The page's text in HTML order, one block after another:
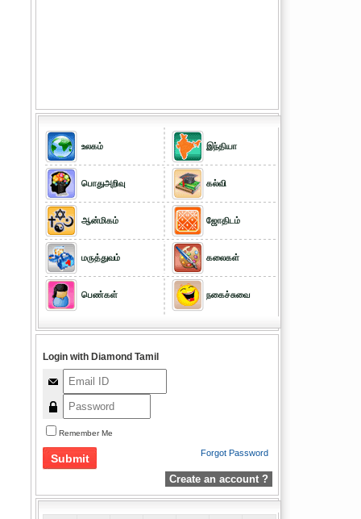
உலகம்
பொதுஅறிவு
ஆன்மிகம்
மருத்துவம்
பெண்கள்
இந்தியா
கல்வி
ஜோதிடம்
கலைகள்
நகைச்சுவை
Login with Diamond Tamil
Remember Me
Forgot Password
Create an account ?